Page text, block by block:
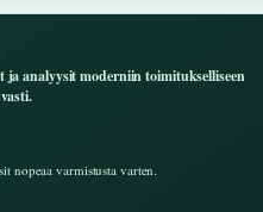
analyysit moderniin toimitukselliseen
nopeaa varmistusta varten.